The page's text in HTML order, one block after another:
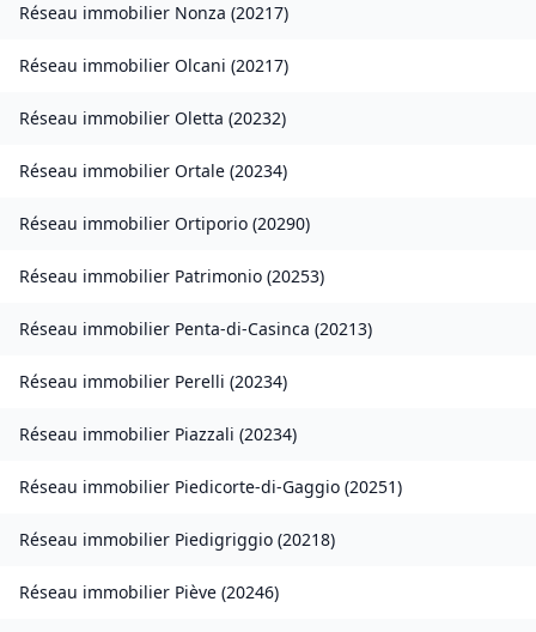
Réseau immobilier Nonza (20217)
Réseau immobilier Olcani (20217)
Réseau immobilier Oletta (20232)
Réseau immobilier Ortale (20234)
Réseau immobilier Ortiporio (20290)
Réseau immobilier Patrimonio (20253)
Réseau immobilier Penta-di-Casinca (20213)
Réseau immobilier Perelli (20234)
Réseau immobilier Piazzali (20234)
Réseau immobilier Piedicorte-di-Gaggio (20251)
Réseau immobilier Piedigriggio (20218)
Réseau immobilier Piève (20246)